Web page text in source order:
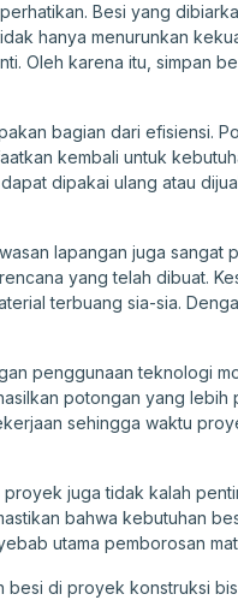
Besi yang
hanya menurunkan
Oleh karena itu, simpan
bagian dari efisiensi.
kembali untuk
dipakai ulang atau
lapangan juga sangat
yang telah dibuat.
terbuang sia-sia.
penggunaan teknologi
potongan yang lebih
sehingga waktu
juga tidak kalah
bahwa kebutuhan
utama pemborosan
besi di proyek konstruksi